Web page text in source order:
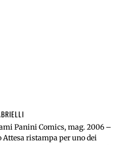
Panini Comics, mag. 2006 –
Attesa ristampa per uno dei